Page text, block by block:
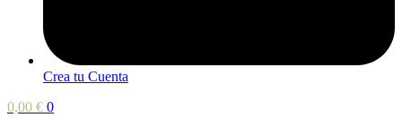
Crea tu Cuenta
0,00 € 0